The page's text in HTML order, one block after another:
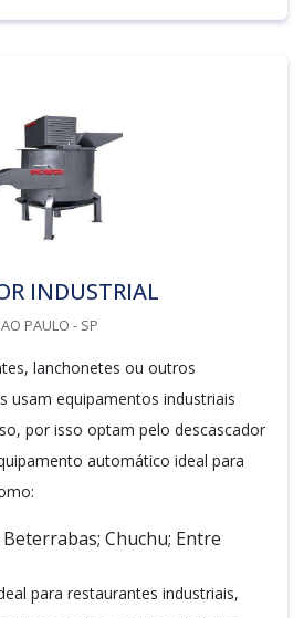
INDUSTRIAL
PAULO - SP
lanchonetes ou outros
usam equipamentos industriais
por isso optam pelo descascador
automático ideal para
Chuchu; Entre
para restaurantes industriais,